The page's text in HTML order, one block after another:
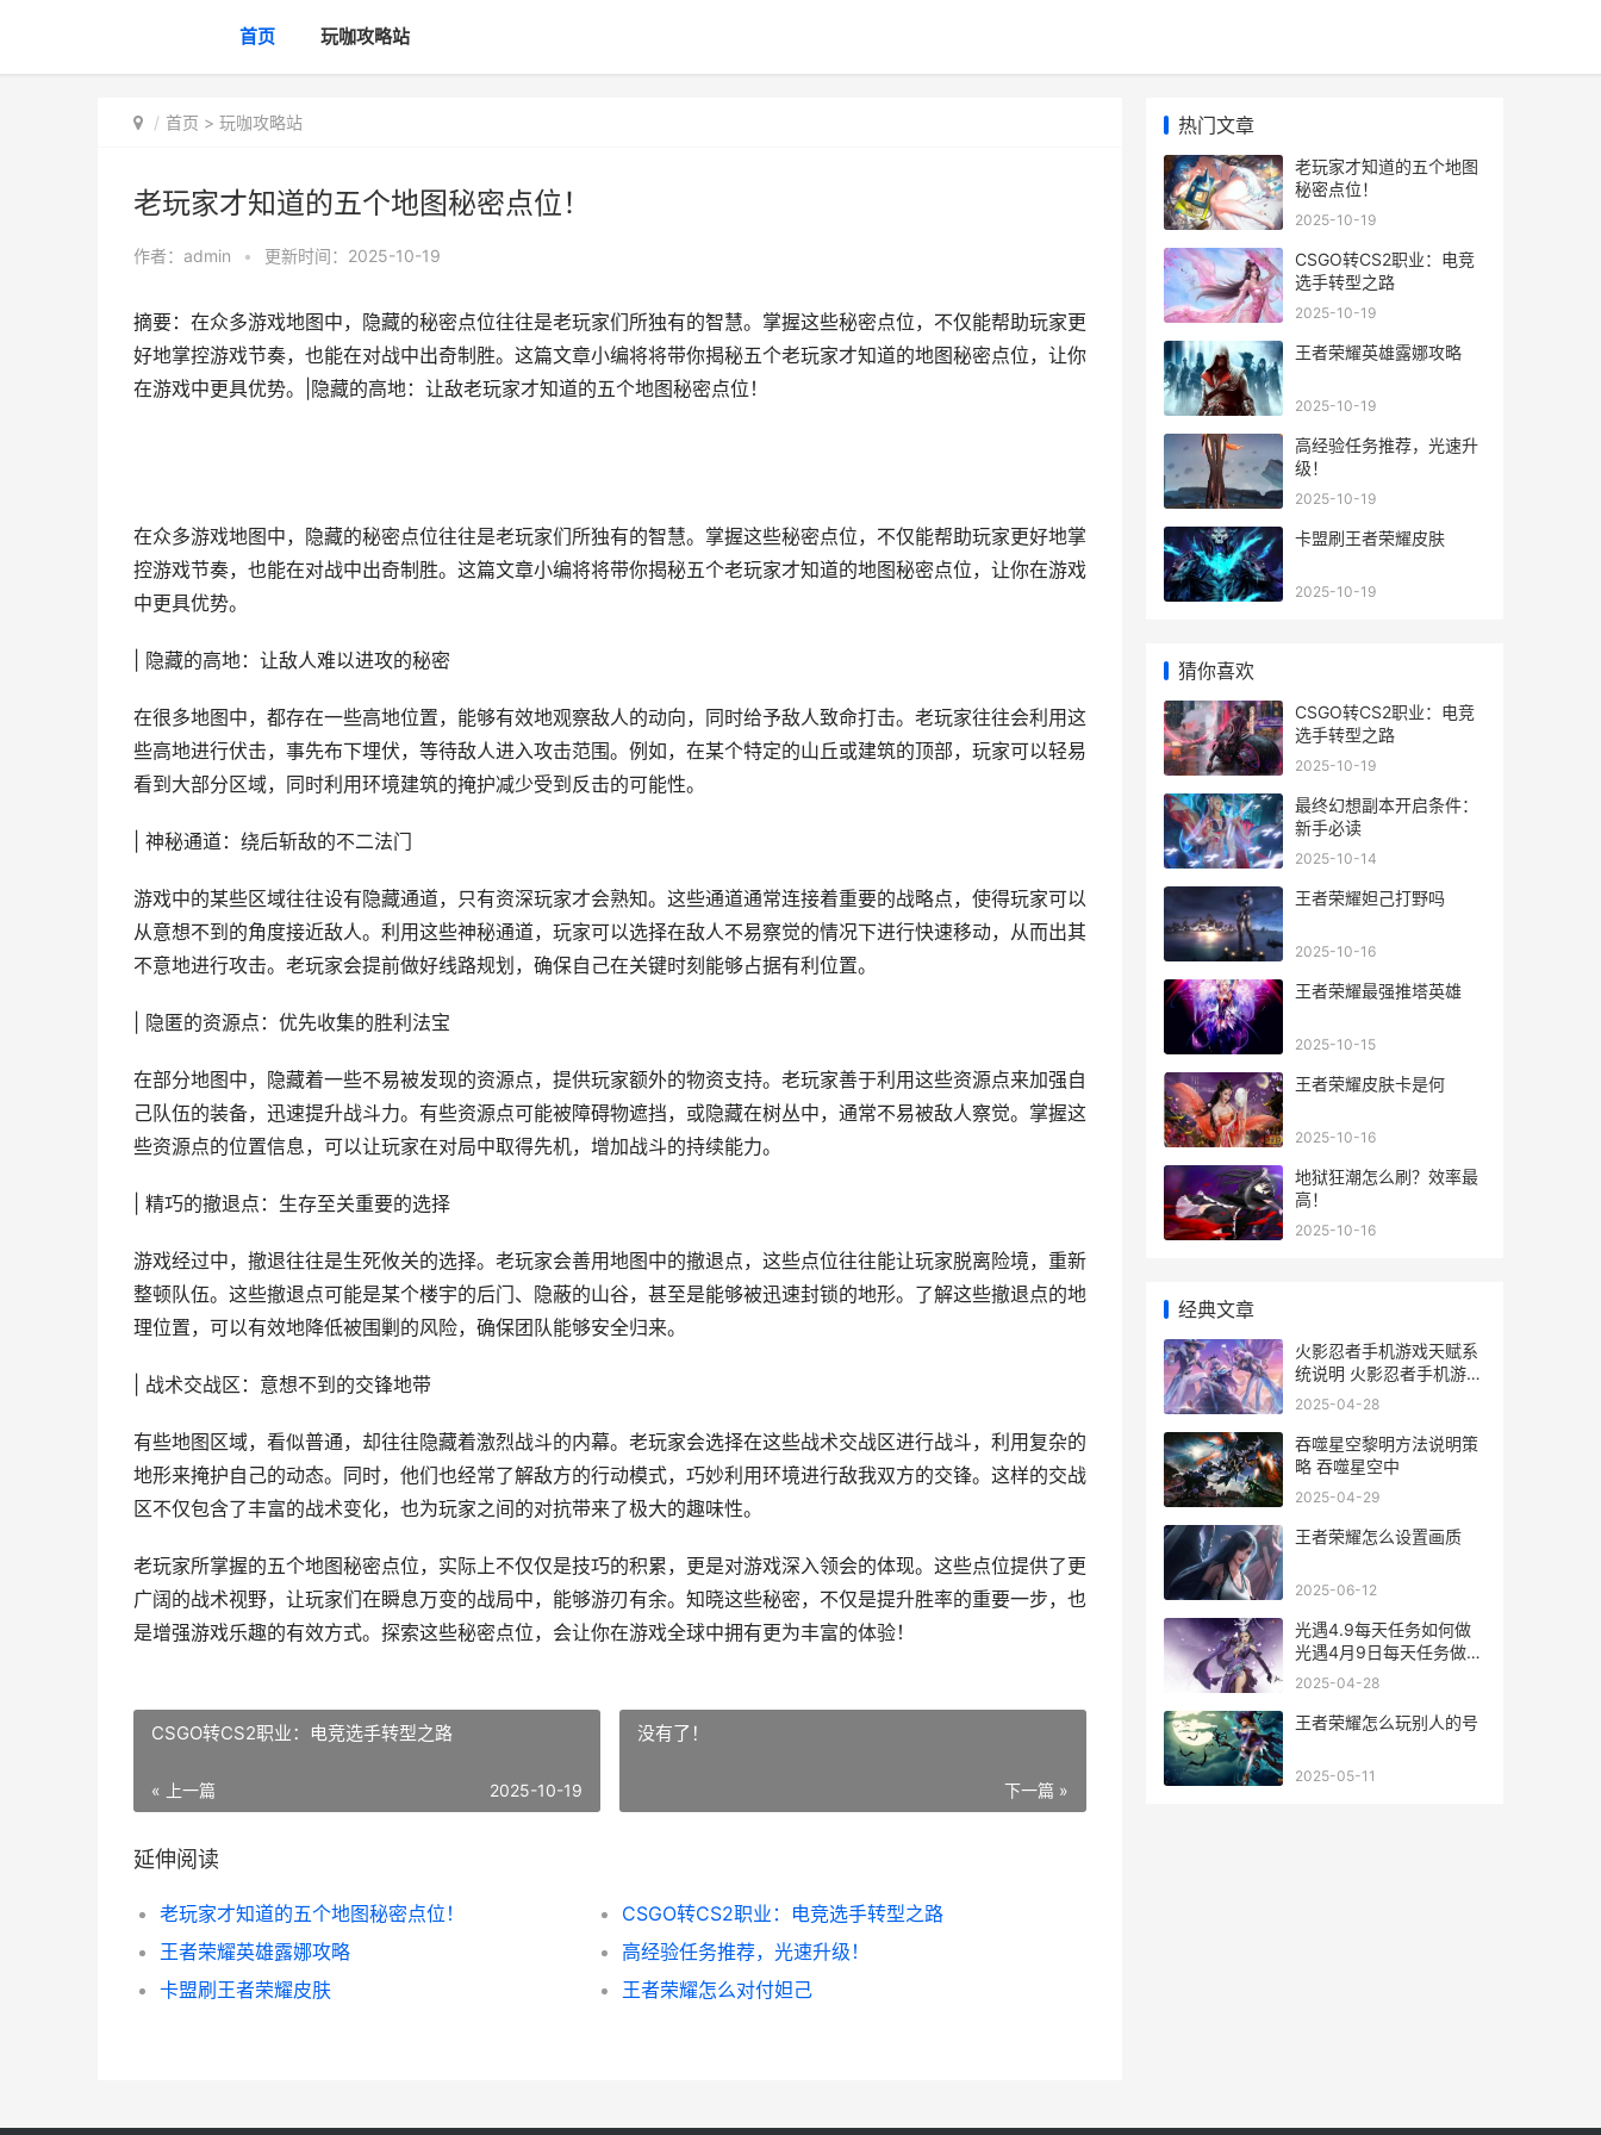
首页 玩咖攻略站
首页 > 玩咖攻略站
老玩家才知道的五个地图秘密点位！
作者： admin • 更新时间：2025-10-19
摘要：在众多游戏地图中，隐藏的秘密点位往往是老玩家们所独有的智慧。掌握这些秘密点位，不仅能帮助玩家更
好地掌控游戏节奏，也能在对战中出奇制胜。这篇文章小编将将带你揭秘五个老玩家才知道的地图秘密点位，让你
在游戏中更具优势。|隐藏的高地：让敌老玩家才知道的五个地图秘密点位！
在众多游戏地图中，隐藏的秘密点位往往是老玩家们所独有的智慧。掌握这些秘密点位，不仅能帮助玩家更好地掌
控游戏节奏，也能在对战中出奇制胜。这篇文章小编将将带你揭秘五个老玩家才知道的地图秘密点位，让你在游戏
中更具优势。
| 隐藏的高地：让敌人难以进攻的秘密
在很多地图中，都存在一些高地位置，能够有效地观察敌人的动向，同时给予敌人致命打击。老玩家往往会利用这
些高地进行伏击，事先布下埋伏，等待敌人进入攻击范围。例如，在某个特定的山丘或建筑的顶部，玩家可以轻易
看到大部分区域，同时利用环境建筑的掩护减少受到反击的可能性。
| 神秘通道：绕后斩敌的不二法门
游戏中的某些区域往往设有隐藏通道，只有资深玩家才会熟知。这些通道通常连接着重要的战略点，使得玩家可以
从意想不到的角度接近敌人。利用这些神秘通道，玩家可以选择在敌人不易察觉的情况下进行快速移动，从而出其
不意地进行攻击。老玩家会提前做好线路规划，确保自己在关键时刻能够占据有利位置。
| 隐匿的资源点：优先收集的胜利法宝
在部分地图中，隐藏着一些不易被发现的资源点，提供玩家额外的物资支持。老玩家善于利用这些资源点来加强自
己队伍的装备，迅速提升战斗力。有些资源点可能被障碍物遮挡，或隐藏在树丛中，通常不易被敌人察觉。掌握这
些资源点的位置信息，可以让玩家在对局中取得先机，增加战斗的持续能力。
| 精巧的撤退点：生存至关重要的选择
游戏经过中，撤退往往是生死攸关的选择。老玩家会善用地图中的撤退点，这些点位往往能让玩家脱离险境，重新
整顿队伍。这些撤退点可能是某个楼宇的后门、隐蔽的山谷，甚至是能够被迅速封锁的地形。了解这些撤退点的地
理位置，可以有效地降低被围剿的风险，确保团队能够安全归来。
| 战术交战区：意想不到的交锋地带
有些地图区域，看似普通，却往往隐藏着激烈战斗的内幕。老玩家会选择在这些战术交战区进行战斗，利用复杂的
地形来掩护自己的动态。同时，他们也经常了解敌方的行动模式，巧妙利用环境进行敌我双方的交锋。这样的交战
区不仅包含了丰富的战术变化，也为玩家之间的对抗带来了极大的趣味性。
老玩家所掌握的五个地图秘密点位，实际上不仅仅是技巧的积累，更是对游戏深入领会的体现。这些点位提供了更
广阔的战术视野，让玩家们在瞬息万变的战局中，能够游刃有余。知晓这些秘密，不仅是提升胜率的重要一步，也
是增强游戏乐趣的有效方式。探索这些秘密点位，会让你在游戏全球中拥有更为丰富的体验！
CSGO转CS2职业：电竞选手转型之路
« 上一篇 2025-10-19
没有了！
下一篇 »
延伸阅读
老玩家才知道的五个地图秘密点位！
CSGO转CS2职业：电竞选手转型之路
王者荣耀英雄露娜攻略
高经验任务推荐，光速升级！
卡盟刷王者荣耀皮肤
王者荣耀怎么对付妲己
热门文章
老玩家才知道的五个地图
秘密点位！
2025-10-19
CSGO转CS2职业：电竞
选手转型之路
2025-10-19
王者荣耀英雄露娜攻略
2025-10-19
高经验任务推荐，光速升
级！
2025-10-19
卡盟刷王者荣耀皮肤
2025-10-19
猜你喜欢
CSGO转CS2职业：电竞
选手转型之路
2025-10-19
最终幻想副本开启条件：
新手必读
2025-10-14
王者荣耀妲己打野吗
2025-10-16
王者荣耀最强推塔英雄
2025-10-15
王者荣耀皮肤卡是何
2025-10-16
地狱狂潮怎么刷？效率最
高！
2025-10-16
经典文章
火影忍者手机游戏天赋系
统说明 火影忍者手机游戏
排行榜
2025-04-28
吞噬星空黎明方法说明策
略 吞噬星空中
2025-04-29
王者荣耀怎么设置画质
2025-06-12
光遇4.9每天任务如何做
光遇4月9日每天任务做法
策略 光遇4.9每日任务
2025-04-28
王者荣耀怎么玩别人的号
2025-05-11